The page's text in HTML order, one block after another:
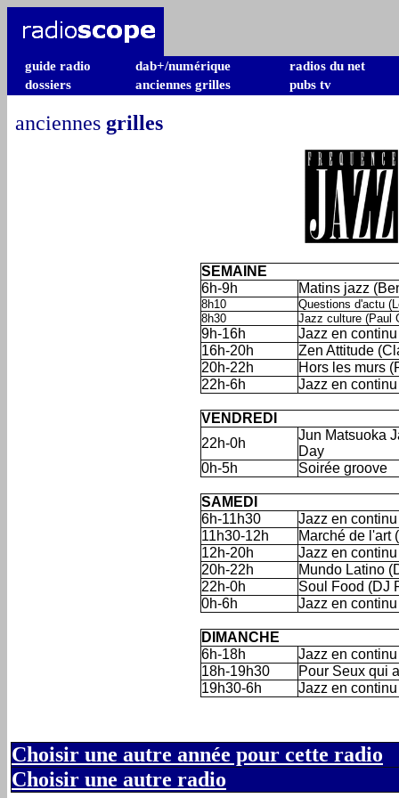
guide radio dab+/numérique
radios du net
dossiers
anciennes grilles pubs tv
anciennes grilles
SEMAINE
6h-9h
Matins jazz
8h10
Questions d'actu
8h30
Jazz culture (Paul
9h-16h
Jazz en continu
16h-20h
Zen Attitude
20h-22h
Hors les murs
22h-6h
Jazz en continu
VENDREDI
22h-0h
Jun Matsuoka
Day
0h-5h
Soirée groove
SAMEDI
6h-11h30
Jazz en continu
11h30-12h
Marché de l'art
12h-20h
Jazz en continu
20h-22h
Mundo Latino
22h-0h
Soul Food (DJ
0h-6h
Jazz en continu
DIMANCHE
6h-18h
Jazz en continu
18h-19h30
Pour Seux qui
19h30-6h
Jazz en continu
Choisir une autre année pour cette radio
Choisir une autre radio